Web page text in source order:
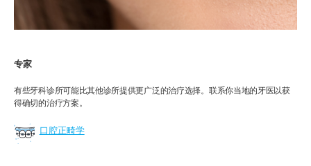
专家
有些牙科诊所可能比其他诊所提供更广泛的治疗选择。联系你当地的牙医以获
得确切的治疗方案。
口腔正畸学